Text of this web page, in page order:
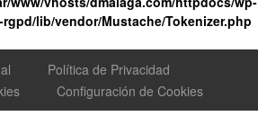
lib/vendor/Mustache/Tokenizer.php
Política de Privacidad
Configuración de Cookies